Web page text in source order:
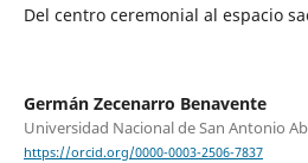
Del centro ceremonial al espacio
Germán Zecenarro Benavente
Universidad Nacional de San Antonio
https://orcid.org/0000-0003-2506-7837